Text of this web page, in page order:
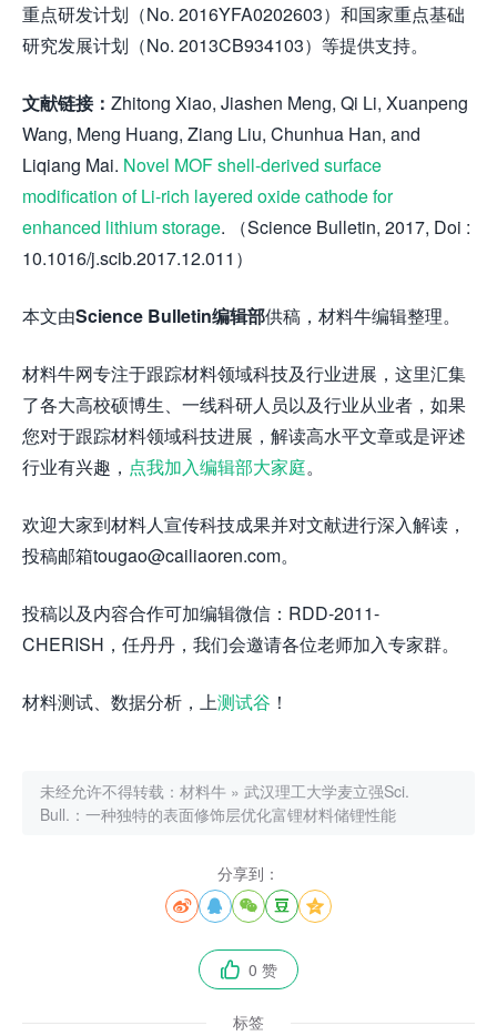
重点研发计划（No. 2016YFA0202603）和国家重点基础
研究发展计划（No. 2013CB934103）等提供支持。
文献链接： Zhitong Xiao, Jiashen Meng, Qi Li, Xuanpeng
Wang, Meng Huang, Ziang Liu, Chunhua Han, and
Liqiang Mai. Novel MOF shell-derived surface
modification of Li-rich layered oxide cathode for
enhanced lithium storage. （Science Bulletin, 2017, Doi :
10.1016/j.scib.2017.12.011）
本文由Science Bulletin编辑部供稿，材料牛编辑整理。
材料牛网专注于跟踪材料领域科技及行业进展，这里汇集
了各大高校硕博生、一线科研人员以及行业从业者，如果
您对于跟踪材料领域科技进展，解读高水平文章或是评述
行业有兴趣， 点我加入编辑部大家庭。
欢迎大家到材料人宣传科技成果并对文献进行深入解读，
投稿邮箱tougao@cailiaoren.com。
投稿以及内容合作可加编辑微信：RDD-2011-
CHERISH，任丹丹，我们会邀请各位老师加入专家群。
材料测试、数据分析，上测试谷 ！
未经允许不得转载： 材料牛 » 武汉理工大学麦立强Sci.
Bull.：一种独特的表面修饰层优化富锂材料储锂性能
分享到：
    
 0 赞
标签